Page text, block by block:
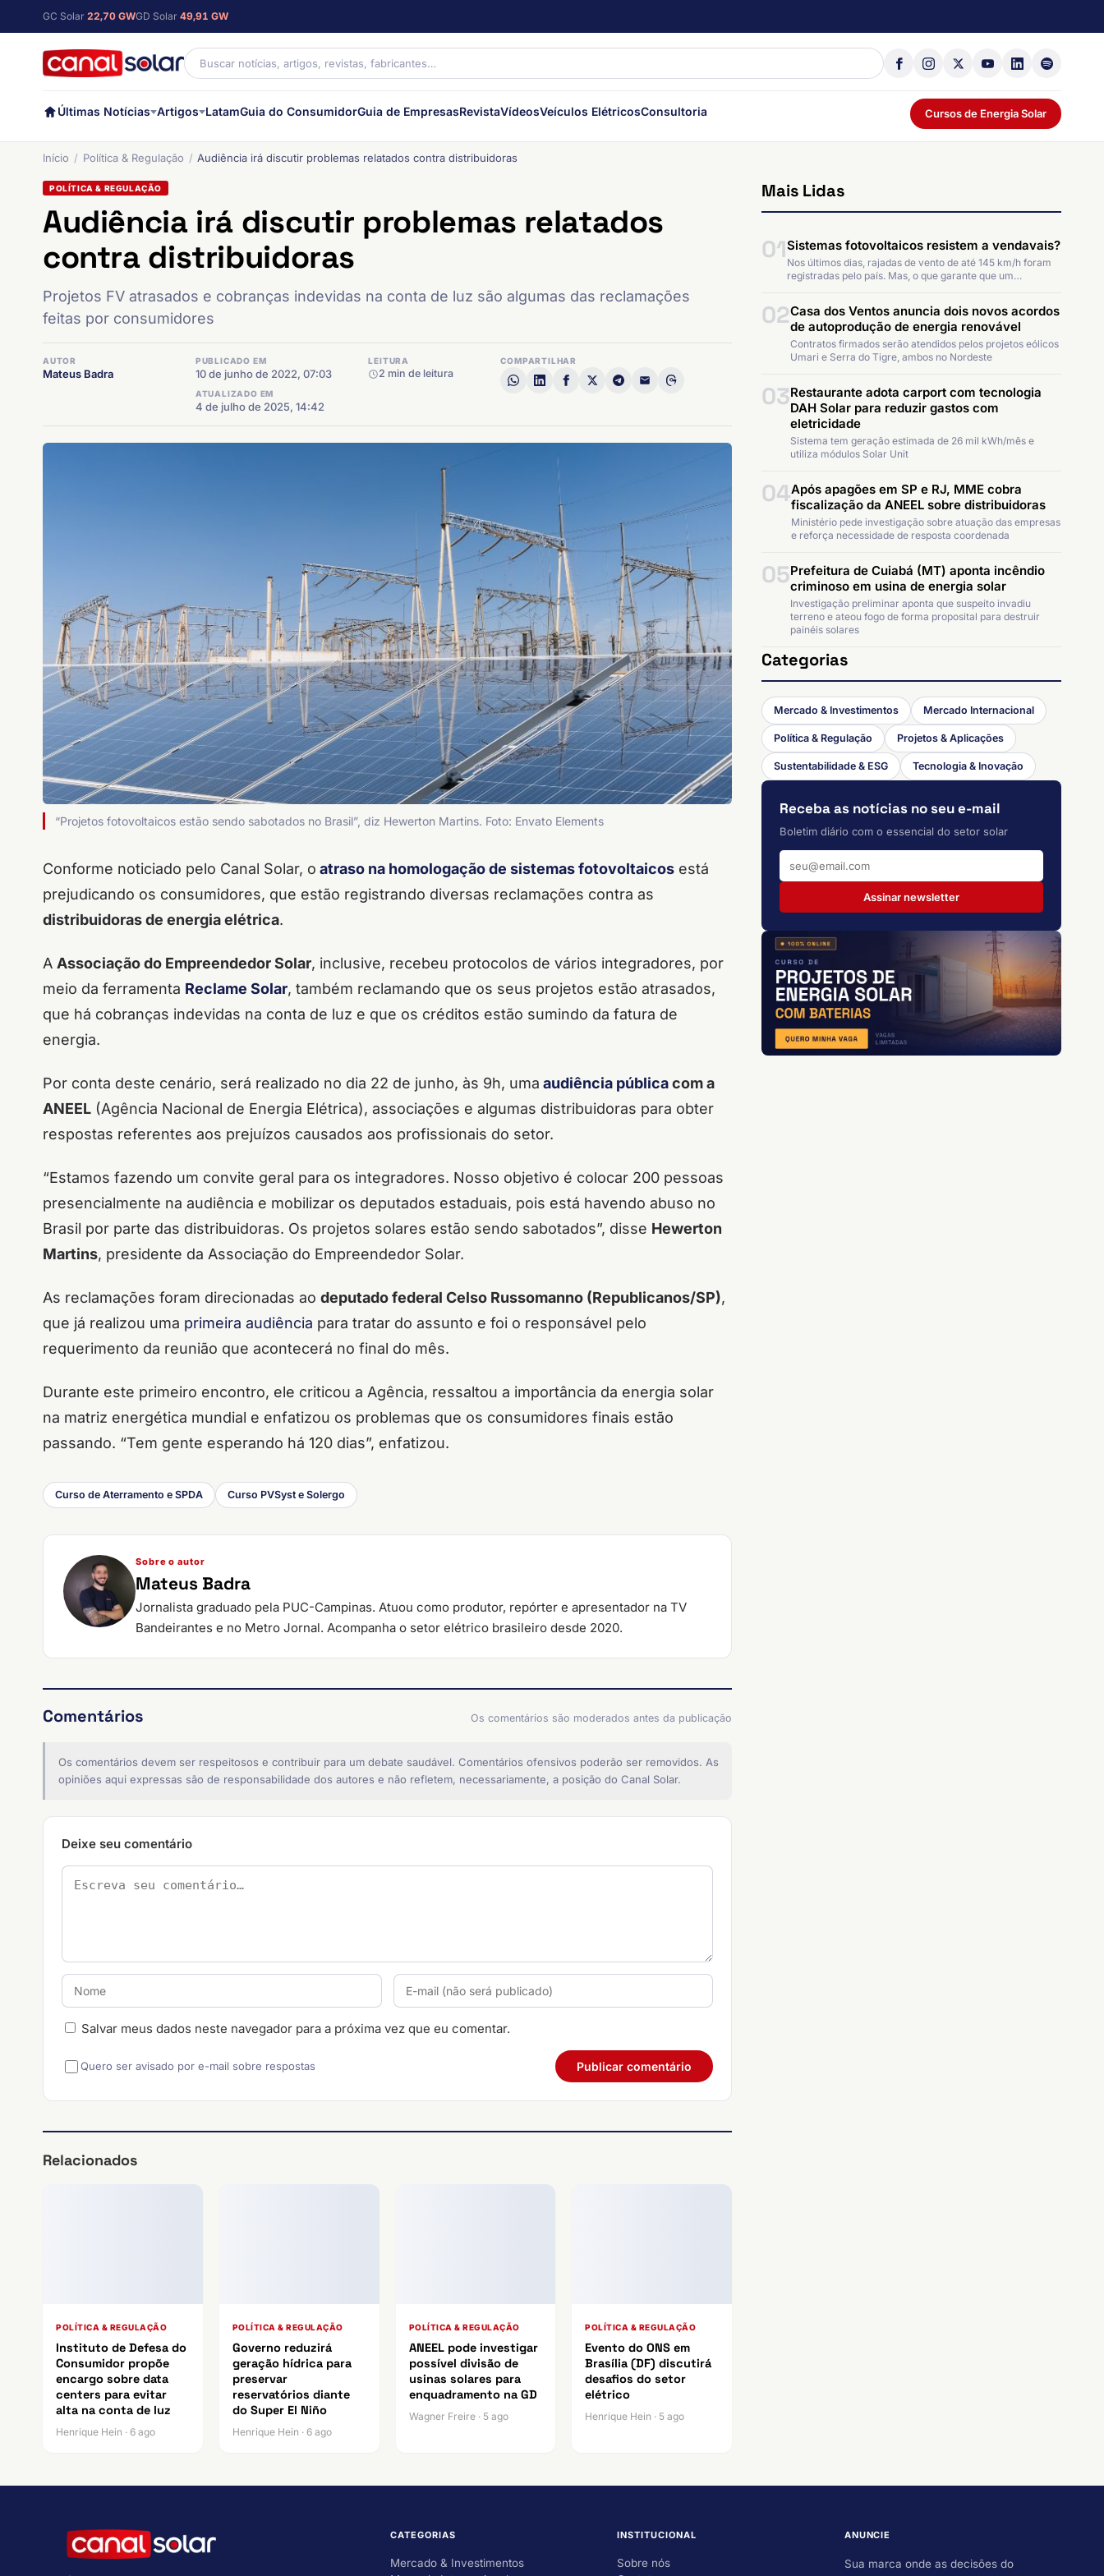
GC Solar 22,70 GWGD Solar 49,91 GW
Últimas Notícias Artigos LatamGuia do ConsumidorGuia de EmpresasRevistaVídeosVeículos ElétricosConsultoria Cursos de Energia Solar
Início Política & Regulação Audiência irá discutir problemas relatados contra distribuidoras
POLÍTICA & REGULAÇÃO
Audiência irá discutir problemas relatados
contra distribuidoras
Projetos FV atrasados e cobranças indevidas na conta de luz são algumas das reclamações
feitas por consumidores
AUTOR
Mateus Badra
PUBLICADO EM
10 de junho de 2022, 07:03
ATUALIZADO EM
4 de julho de 2025, 14:42
LEITURA
2 min de leitura
COMPARTILHAR
“Projetos fotovoltaicos estão sendo sabotados no Brasil”, diz Hewerton Martins. Foto: Envato Elements
Conforme noticiado pelo Canal Solar, o atraso na homologação de sistemas fotovoltaicos está
prejudicando os consumidores, que estão registrando diversas reclamações contra as
distribuidoras de energia elétrica.
A Associação do Empreendedor Solar, inclusive, recebeu protocolos de vários integradores, por
meio da ferramenta Reclame Solar, também reclamando que os seus projetos estão atrasados,
que há cobranças indevidas na conta de luz e que os créditos estão sumindo da fatura de
energia.
Por conta deste cenário, será realizado no dia 22 de junho, às 9h, uma audiência públicacom a
ANEEL (Agência Nacional de Energia Elétrica), associações e algumas distribuidoras para obter
respostas referentes aos prejuízos causados aos profissionais do setor.
“Estamos fazendo um convite geral para os integradores. Nosso objetivo é colocar 200 pessoas
presencialmente na audiência e mobilizar os deputados estaduais, pois está havendo abuso no
Brasil por parte das distribuidoras. Os projetos solares estão sendo sabotados”, disse Hewerton
Martins, presidente da Associação do Empreendedor Solar.
As reclamações foram direcionadas ao deputado federal Celso Russomanno (Republicanos/SP),
que já realizou uma primeira audiência para tratar do assunto e foi o responsável pelo
requerimento da reunião que acontecerá no final do mês.
Durante este primeiro encontro, ele criticou a Agência, ressaltou a importância da energia solar
na matriz energética mundial e enfatizou os problemas que os consumidores finais estão
passando. “Tem gente esperando há 120 dias”, enfatizou.
Curso de Aterramento e SPDA Curso PVSyst e Solergo
Sobre o autor
Mateus Badra
Jornalista graduado pela PUC-Campinas. Atuou como produtor, repórter e apresentador na TV
Bandeirantes e no Metro Jornal. Acompanha o setor elétrico brasileiro desde 2020.
Comentários Os comentários são moderados antes da publicação
Os comentários devem ser respeitosos e contribuir para um debate saudável. Comentários ofensivos poderão ser removidos. As
opiniões aqui expressas são de responsabilidade dos autores e não refletem, necessariamente, a posição do Canal Solar.
Deixe seu comentário
Salvar meus dados neste navegador para a próxima vez que eu comentar.
Quero ser avisado por e-mail sobre respostas
Relacionados
POLÍTICA & REGULAÇÃO
Instituto de Defesa do
Consumidor propõe
encargo sobre data
centers para evitar
alta na conta de luz
Henrique Hein · 6 ago
POLÍTICA & REGULAÇÃO
Governo reduzirá
geração hídrica para
preservar
reservatórios diante
do Super El Niño
Henrique Hein · 6 ago
POLÍTICA & REGULAÇÃO
ANEEL pode investigar
possível divisão de
usinas solares para
enquadramento na GD
Wagner Freire · 5 ago
POLÍTICA & REGULAÇÃO
Evento do ONS em
Brasília (DF) discutirá
desafios do setor
elétrico
Henrique Hein · 5 ago
Mais Lidas
01Sistemas fotovoltaicos resistem a vendavais?
Nos últimos dias, rajadas de vento de até 145 km/h foram
registradas pelo país. Mas, o que garante que um…
02Casa dos Ventos anuncia dois novos acordos
de autoprodução de energia renovável
Contratos firmados serão atendidos pelos projetos eólicos
Umari e Serra do Tigre, ambos no Nordeste
03Restaurante adota carport com tecnologia
DAH Solar para reduzir gastos com
eletricidade
Sistema tem geração estimada de 26 mil kWh/mês e
utiliza módulos Solar Unit
04Após apagões em SP e RJ, MME cobra
fiscalização da ANEEL sobre distribuidoras
Ministério pede investigação sobre atuação das empresas
e reforça necessidade de resposta coordenada
05Prefeitura de Cuiabá (MT) aponta incêndio
criminoso em usina de energia solar
Investigação preliminar aponta que suspeito invadiu
terreno e ateou fogo de forma proposital para destruir
painéis solares
Categorias
Mercado & Investimentos Mercado Internacional
Política & Regulação Projetos & Aplicações
Sustentabilidade & ESG Tecnologia & Inovação
Receba as notícias no seu e-mail
Boletim diário com o essencial do setor solar
Assinar newsletter
CATEGORIAS
Mercado & Investimentos
INSTITUCIONAL
Sobre nós
ANUNCIE
Sua marca onde as decisões do